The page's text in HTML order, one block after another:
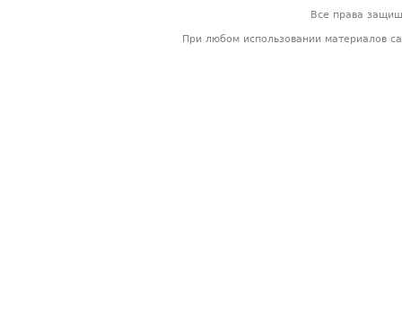
Все права
При любом использовании материалов